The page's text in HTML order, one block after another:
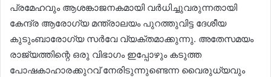
പ്രമേഹവും ആശങ്കാജനകമായി വർധിച്ചുവരുന്നതായി
കേന്ദ്ര ആരോഗ്യ മന്ത്രാലയം പുറത്തുവിട്ട ദേശീയ
കുടുംബാരോഗ്യ സർവേ വ്യക്തമാക്കുന്നു. അതേസമയം
രാജ്യത്തിന്റെ ഒരു വിഭാഗം ഇപ്പോഴും കടുത്ത
പോഷകാഹാരക്കുറവ് നേരിടുന്നുണ്ടെന്ന വൈരുധ്യവും